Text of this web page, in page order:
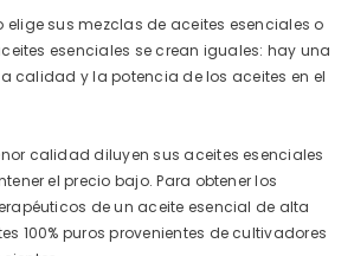
elige sus mezclas de aceites esenciales o
esenciales se crean iguales: hay una
calidad y la potencia de los aceites en el
calidad diluyen sus aceites esenciales
el precio bajo. Para obtener los
de un aceite esencial de alta
100% puros provenientes de cultivadores